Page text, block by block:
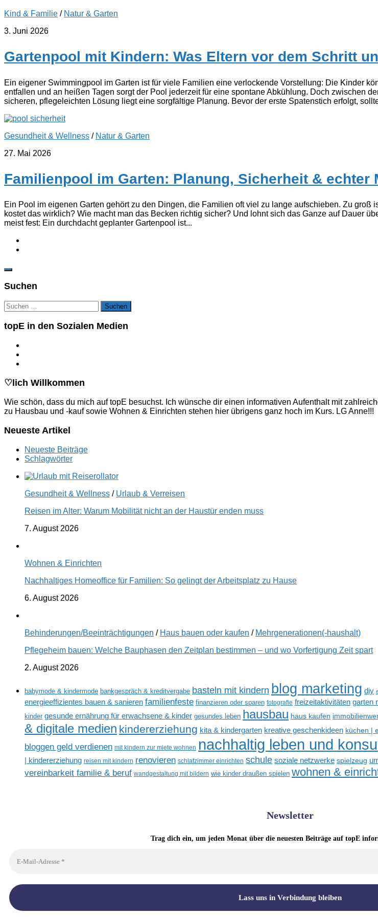
Kind & Familie / Natur & Garten
3. Juni 2026
Gartenpool mit Kindern: Was Eltern vor dem Schritt
Ein eigener Swimmingpool im Garten ist für viele Familien eine verlockende Vorstellung: Die Kinder
entfallen und an heißen Tagen sorgt der Pool jederzeit für eine spontane Abkühlung. Doch zwischen
sicheren, pflegeleichten Lösung liegt eine sorgfältige Planung. Bevor der erste Spatenstich erfolgt,
Gesundheit & Wellness / Natur & Garten
27. Mai 2026
Familienpool im Garten: Planung, Sicherheit & echter
Ein Pool im eigenen Garten gehört zu den Dingen, die Familien oft viel zu lange aufschieben. Zu groß
kostet das wirklich? Wie macht man das Becken richtig sicher? Und lohnt sich das Ganze auf Dauer
meist fest: Ein durchdacht geplanter Gartenpool ist...
Suchen
Suchen
nach:
topE in den Sozialen Medien
♡lich Willkommen
Wie schön, dass du mich auf topE besuchst. Ich wünsche dir einen informativen Aufenthalt mit
zu Hausbau und -kauf sowie Wohnen & Einrichten stehen hier übrigens ganz hoch im Kurs. LG Anne!!!
Neueste Artikel
Neueste Beiträge
Schlagwörter
Gesundheit & Wellness / Urlaub & Verreisen
Reisen im Alter: Warum Mobilität nicht an der Haustür enden muss
7. August 2026
Wohnen & Einrichten
Nachhaltiges Homeoffice für Familien: So gelingt der Arbeitsplatz zu Hause
6. August 2026
Behinderungen/Beeinträchtigungen / Haus bauen oder kaufen / Mehrgenerationen(-haushalt)
Pflegeheim bauen: Welche Bauphasen den Zeitplan bestimmen – und wo Vorfertigung Zeit spart
2. August 2026
babymode & kindermode bankgespräch & kreditvergabe basteln mit kindern blog marketing diy
energieeffizientes bauen & sanieren familienfeste finanzieren oder sparen fotografie freizeitaktivitäten garten
kinder gesunde ernährung für erwachsene & kinder gesundes leben hausbau haus kaufen
& digitale medien kindererziehung kita & kindergarten kreative geschenkideen küchen |
bloggen geld verdienen mit kindern zur miete wohnen nachhaltig leben und
| kindererziehung reisen mit kindern renovieren schlafzimmer einrichten schule soziale netzwerke spielzeug
vereinbarkeit familie & beruf wandgestaltung mit bildern wie kinder draußen spielen wohnen &
Newsletter
Trag dich ein, um jeden Monat über die neuesten Beiträge auf topE